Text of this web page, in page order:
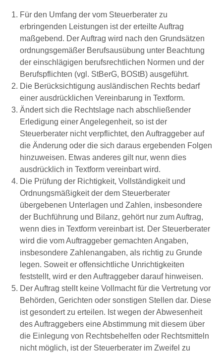
Für den Umfang der vom Steuerberater zu
erbringenden Leistungen ist der erteilte Auftrag
maßgebend. Der Auftrag wird nach den Grundsätzen
ordnungsgemäßer Berufsausübung unter Beachtung
der einschlägigen berufsrechtlichen Normen und der
Berufspflichten (vgl. StBerG, BOStB) ausgeführt.
Die Berücksichtigung ausländischen Rechts bedarf
einer ausdrücklichen Vereinbarung in Textform.
Ändert sich die Rechtslage nach abschließender
Erledigung einer Angelegenheit, so ist der
Steuerberater nicht verpflichtet, den Auftraggeber auf
die Änderung oder die sich daraus ergebenden Folgen
hinzuweisen. Etwas anderes gilt nur, wenn dies
ausdrücklich in Textform vereinbart wird.
Die Prüfung der Richtigkeit, Vollständigkeit und
Ordnungsmäßigkeit der dem Steuerberater
übergebenen Unterlagen und Zahlen, insbesondere
der Buchführung und Bilanz, gehört nur zum Auftrag,
wenn dies in Textform vereinbart ist. Der Steuerberater
wird die vom Auftraggeber gemachten Angaben,
insbesondere Zahlenangaben, als richtig zu Grunde
legen. Soweit er offensichtliche Unrichtigkeiten
feststellt, wird er den Auftraggeber darauf hinweisen.
Der Auftrag stellt keine Vollmacht für die Vertretung vor
Behörden, Gerichten oder sonstigen Stellen dar. Diese
ist gesondert zu erteilen. Ist wegen der Abwesenheit
des Auftraggebers eine Abstimmung mit diesem über
die Einlegung von Rechtsbehelfen oder Rechtsmitteln
nicht möglich, ist der Steuerberater im Zweifel zu